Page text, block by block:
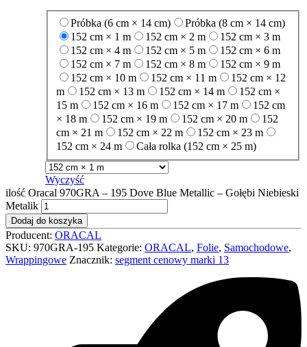
Próbka (6 cm × 14 cm)
Próbka (8 cm × 14 cm)
152 cm × 1 m
152 cm × 2 m
152 cm × 3 m
152 cm × 4 m
152 cm × 5 m
152 cm × 6 m
152 cm × 7 m
152 cm × 8 m
152 cm × 9 m
152 cm × 10 m
152 cm × 11 m
152 cm × 12
m
152 cm × 13 m 152 cm × 14 m
152 cm ×
15 m
152 cm × 16 m 152 cm × 17 m
152 cm
× 18 m
152 cm × 19 m 152 cm × 20 m
152
cm × 21 m
152 cm × 22 m
152 cm × 23 m
152 cm × 24 m
Cała rolka (152 cm × 25 m)
Wyczyść
ilość Oracal 970GRA – 195 Dove Blue Metallic – Gołębi Niebieski
Metalik
Dodaj do koszyka
Producent: ORACAL
SKU: 970GRA-195 Kategorie: ORACAL, Folie, Samochodowe,
Wrappingowe Znacznik: segment cenowy marki 13